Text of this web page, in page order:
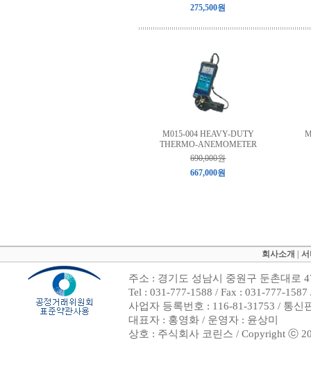
275,500원
M015-004 HEAVY-DUTY
THERMO-ANEMOMETER
690,000원
667,000원
회사소개
주소 : 경기도 성남시 중원구 둔촌대로
Tel : 031-777-1588 / Fax : 031-777-
사업자 등록번호 : 116-81-31753 / 통신
대표자 : 홍영화 / 운영자 : 윤상미
상호 : 주식회사 코린스 / Copyright ⓒ